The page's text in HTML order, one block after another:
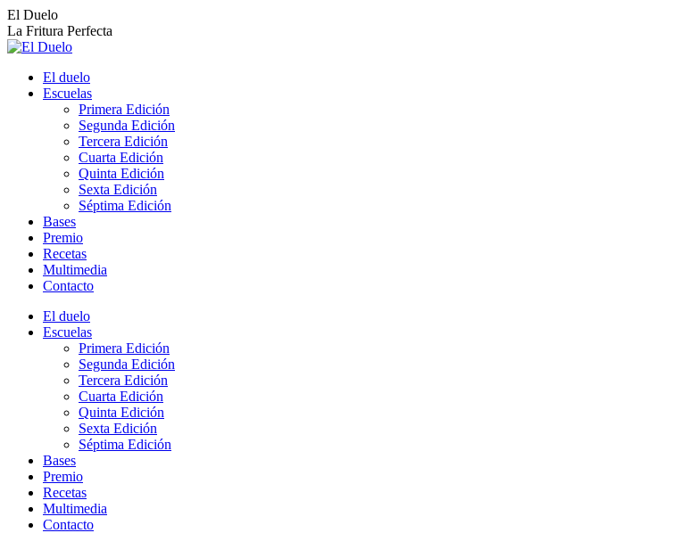
Saltar
al
contenido
El Duelo
La Fritura Perfecta
El duelo
Escuelas
Primera Edición
Segunda Edición
Tercera Edición
Cuarta Edición
Quinta Edición
Sexta Edición
Séptima Edición
Bases
Premio
Recetas
Multimedia
Contacto
El duelo
Escuelas
Primera Edición
Segunda Edición
Tercera Edición
Cuarta Edición
Quinta Edición
Sexta Edición
Séptima Edición
Bases
Premio
Recetas
Multimedia
Contacto